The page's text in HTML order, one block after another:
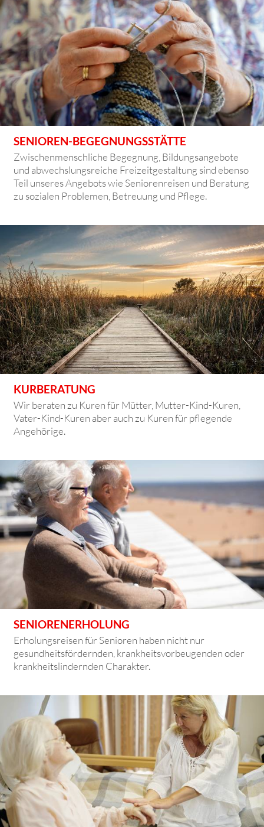
SENIOREN-BEGEGNUNGSSTÄTTE
Zwischenmenschliche Begegnung, Bildungsangebote
und abwechslungsreiche Freizeitgestaltung sind ebenso
Teil unseres Angebots wie Seniorenreisen und Beratung
zu sozialen Problemen, Betreuung und Pflege.
KURBERATUNG
Wir beraten zu Kuren für Mütter, Mutter-Kind-Kuren,
Vater-Kind-Kuren aber auch zu Kuren für pflegende
Angehörige.
SENIORENERHOLUNG
Erholungsreisen für Senioren haben nicht nur
gesundheitsfördernden, krankheitsvorbeugenden oder
krankheitslindernden Charakter.